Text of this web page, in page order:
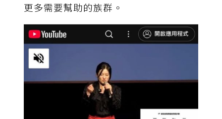
更多需要幫助的族群。